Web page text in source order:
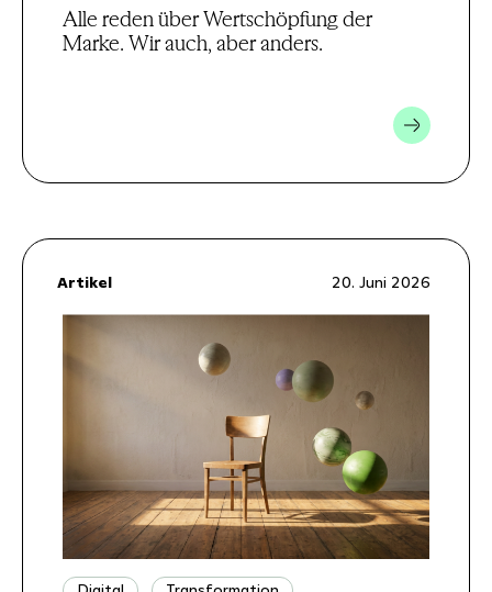
Alle reden über Wertschöpfung der
Marke. Wir auch, aber anders.
20. Juni 2026
Artikel